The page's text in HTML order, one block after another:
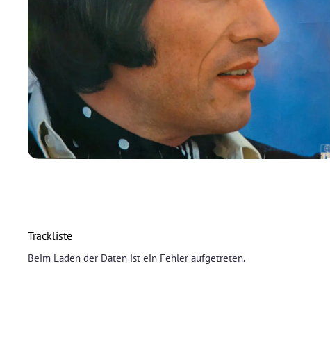
Trackliste
Beim Laden der Daten ist ein Fehler aufgetreten.